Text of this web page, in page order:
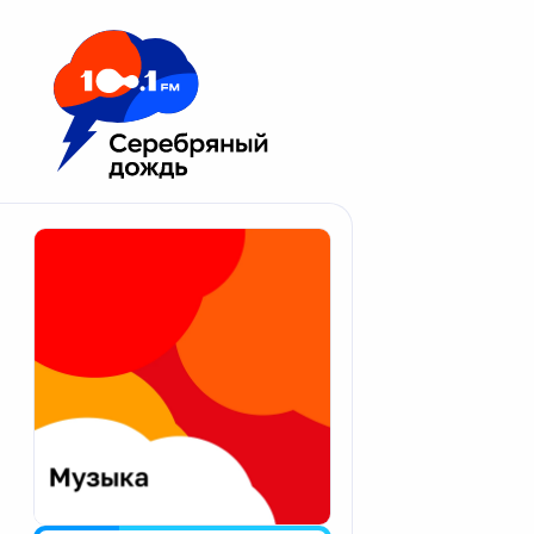
Москва 100.1 FM
Апатиты
Екатеринбург
Калининград
Калуга